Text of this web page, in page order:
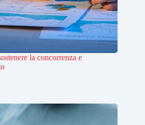
la concorrenza e